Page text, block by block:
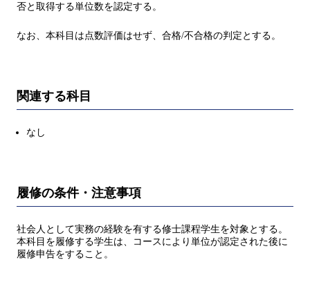
否と取得する単位数を認定する。
なお、本科目は点数評価はせず、合格/不合格の判定とする。
関連する科目
なし
履修の条件・注意事項
社会人として実務の経験を有する修士課程学生を対象とする。
本科目を履修する学生は、コースにより単位が認定された後に
履修申告をすること。